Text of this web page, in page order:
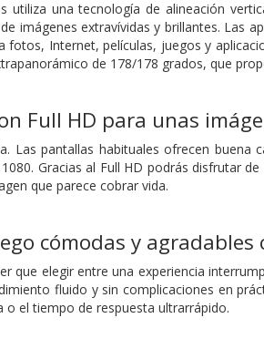
utiliza una tecnología de alineación
imágenes extravívidas y brillantes. Las
fotos, Internet, películas, juegos y
de 178/178 grados, que
Full HD para unas
Las pantallas habituales ofrecen
Gracias al Full HD podrás disfrutar
que parece cobrar vida.
cómodas y
que elegir entre una experiencia
fluido y sin complicaciones en
o el tiempo de respuesta ultrarrápido.